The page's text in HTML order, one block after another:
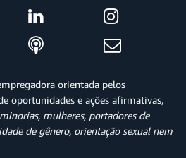
orientada pelos
oportunidades e ações afirmativas,
minorias, mulheres, portadores de
de gênero, orientação sexual nem